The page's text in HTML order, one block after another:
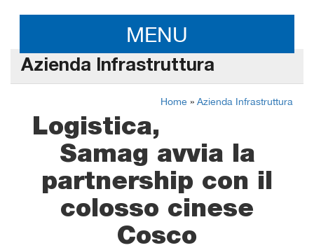
MENU
Azienda Infrastruttura
Home » Azienda Infrastruttura
Logistica,
Samag avvia la
partnership con il
colosso cinese
Cosco